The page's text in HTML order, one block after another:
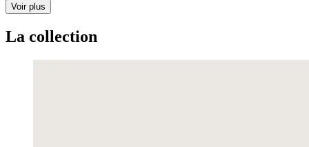
Voir plus
La collection